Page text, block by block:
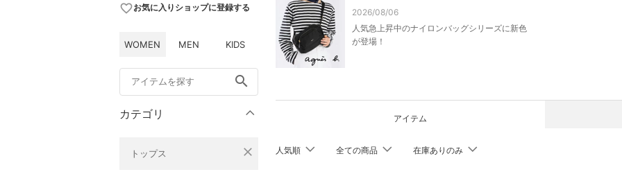
favorite_borderお気に入りショップに登録する
WOMEN MEN KIDS
search
カテゴリ
トップス close
2026/08/06
人気急上昇中のナイロンバッグシリーズに新色
が登場！
アイテム
人気順 全ての商品 在庫ありのみ